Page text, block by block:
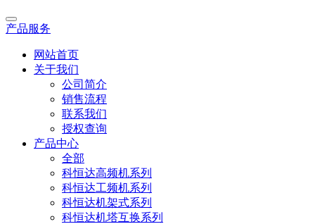
产品服务
网站首页
关于我们
公司简介
销售流程
联系我们
授权查询
产品中心
全部
科恒达高频机系列
科恒达工频机系列
科恒达机架式系列
科恒达机塔互换系列